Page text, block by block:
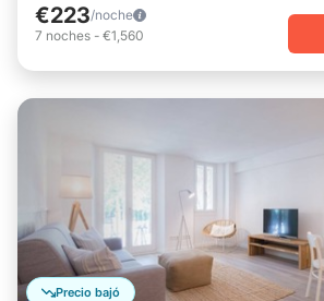
€223/noche
7 noches - €1,560
Precio bajó